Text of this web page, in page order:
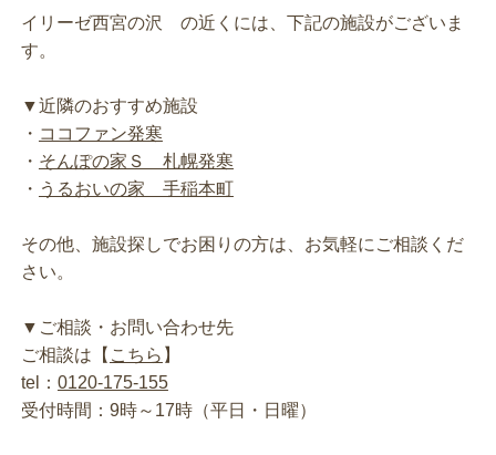
イリーゼ西宮の沢 の近くには、下記の施設がございま
す。
▼近隣のおすすめ施設
・ ココファン発寒
・ そんぽの家Ｓ 札幌発寒
・ うるおいの家 手稲本町
その他、施設探しでお困りの方は、お気軽にご相談くだ
さい。
▼ご相談・お問い合わせ先
ご相談は【 こちら 】
tel： 0120-175-155
受付時間：9時～17時（平日・日曜）